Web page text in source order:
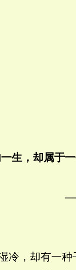
生，却属于
冷，却有一